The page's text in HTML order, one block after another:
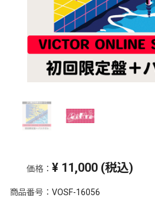
価格： ¥ 11,000 (税込)
商品番号： VOSF-16056